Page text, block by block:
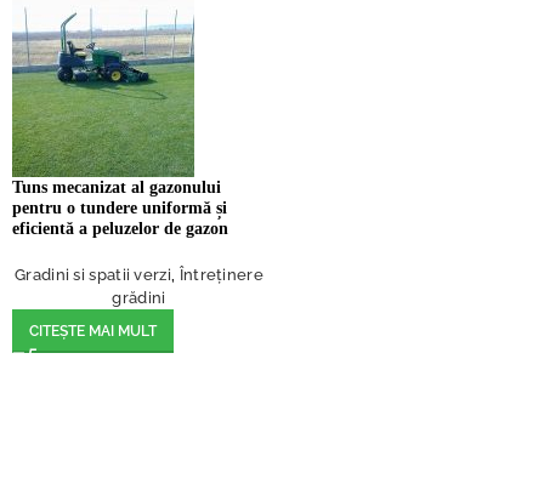
Tuns mecanizat al gazonului
pentru o tundere uniformă și
eficientă a peluzelor de gazon
Gradini si spatii verzi Întreținere
grădini
CITEȘTE MAI MULT